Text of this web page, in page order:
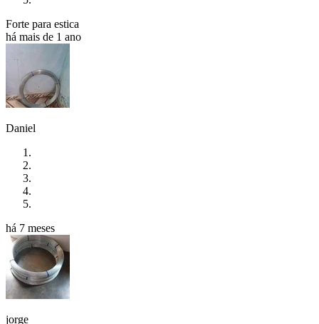
Forte para estica
há mais de 1 ano
Daniel
há 7 meses
jorge